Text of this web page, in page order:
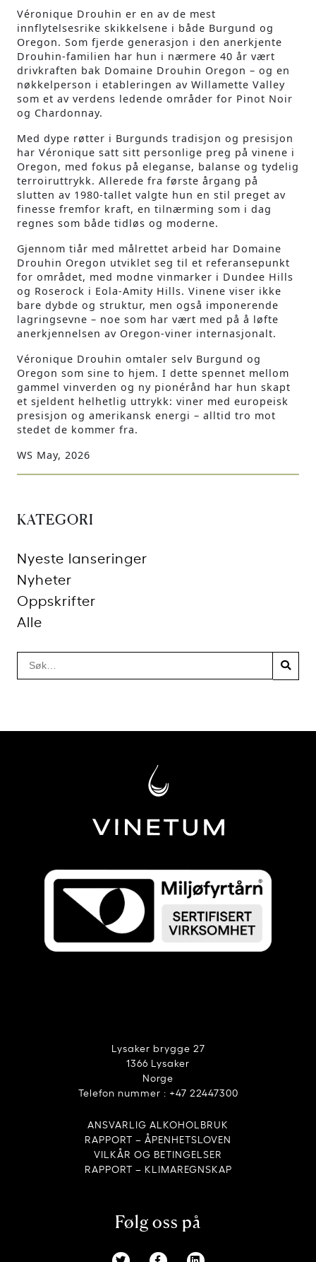
Véronique Drouhin er en av de mest
innflytelsesrike skikkelsene i både Burgund og
Oregon. Som fjerde generasjon i den anerkjente
Drouhin-familien har hun i nærmere 40 år vært
drivkraften bak Domaine Drouhin Oregon – og en
nøkkelperson i etableringen av Willamette Valley
som et av verdens ledende områder for Pinot Noir
og Chardonnay.
Med dype røtter i Burgunds tradisjon og presisjon
har Véronique satt sitt personlige preg på vinene i
Oregon, med fokus på eleganse, balanse og tydelig
terroiruttrykk. Allerede fra første årgang på
slutten av 1980‑tallet valgte hun en stil preget av
finesse fremfor kraft, en tilnærming som i dag
regnes som både tidløs og moderne.
Gjennom tiår med målrettet arbeid har Domaine
Drouhin Oregon utviklet seg til et referansepunkt
for området, med modne vinmarker i Dundee Hills
og Roserock i Eola-Amity Hills. Vinene viser ikke
bare dybde og struktur, men også imponerende
lagringsevne – noe som har vært med på å løfte
anerkjennelsen av Oregon-viner internasjonalt.
Véronique Drouhin omtaler selv Burgund og
Oregon som sine to hjem. I dette spennet mellom
gammel vinverden og ny pionérånd har hun skapt
et sjeldent helhetlig uttrykk: viner med europeisk
presisjon og amerikansk energi – alltid tro mot
stedet de kommer fra.
WS May, 2026
KATEGORI
Nyeste lanseringer
Nyheter
Oppskrifter
Alle
Lysaker brygge 27
1366 Lysaker
Norge
Telefon nummer : +47 22447300
ANSVARLIG ALKOHOLBRUK
RAPPORT – ÅPENHETSLOVEN
VILKÅR OG BETINGELSER
RAPPORT – KLIMAREGNSKAP
Følg oss på